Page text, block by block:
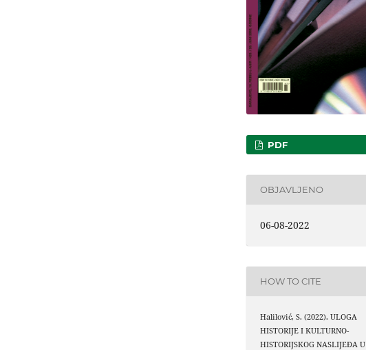
PDF
OBJAVLJENO
06-08-2022
HOW TO CITE
Halilović, S. (2022). ULOGA
HISTORIJE I KULTURNO-
HISTORIJSKOG NASLIJEĐA U